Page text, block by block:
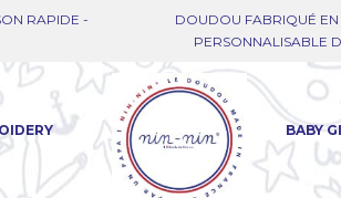
RAPIDE -
DOUDOU FABRIQUÉ
PERSONNALISABLE
BABY